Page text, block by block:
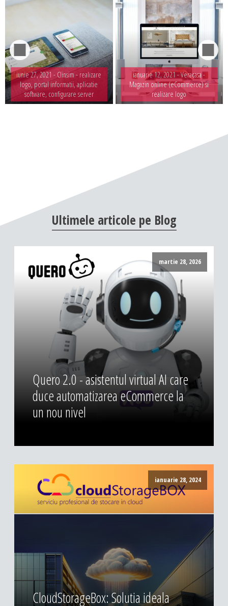
iunie 27, 2021 - Clinsim - realizare
logo, portal informatii, aplicatie
software, configurare server
ianuarie 12, 2021 -Veracasa -
Magazin online (eCommerce) si
realizare logo
Ultimele articole pe Blog
martie 28, 2026
Quero 2.0 - asistentul virtual AI care
duce automatizarea eCommerce la
un nou nivel
ianuarie 28, 2024
CloudStorageBox: Solutia ideala